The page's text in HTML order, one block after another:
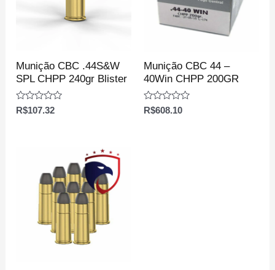
Munição CBC .44S&W
SPL CHPP 240gr Blister
Avaliação
0
R$107.32
Munição CBC 44 –
40Win CHPP 200GR
Avaliação
0
R$608.10